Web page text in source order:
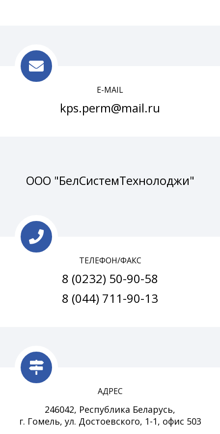
E-MAIL
kps.perm@mail.ru
ООО "БелСистемТехнолоджи"
ТЕЛЕФОН/ФАКС
8 (0232) 50-90-58
8 (044) 711-90-13
АДРЕС
246042, Республика Беларусь,
г. Гомель, ул. Достоевского, 1-1, офис 503